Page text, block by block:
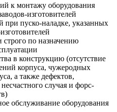
к монтажу оборудования
изготовителей
при пуско-наладке, указанных
строго по назначению
в конструкцию (отсутствие
корпуса, чужеродных
а также дефектов,
случая и форс-
обслуживание оборудования